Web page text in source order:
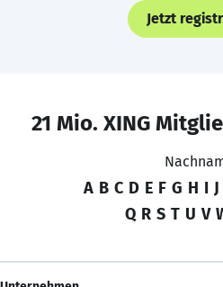
Jetzt
21 Mio. XING
A B C D E F G H I J
Q R S T U V